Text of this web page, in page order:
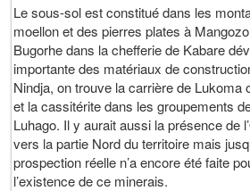
Le sous-sol est constitué dans les
moellon et des pierres plates à
Bugorhe dans la chefferie de Kabare
importante des matériaux de
Nindja, on trouve la carrière de Lukoma
et la cassitérite dans les groupements
Luhago. Il y aurait aussi la présence de
vers la partie Nord du territoire mais
prospection réelle n’a encore été faite
l’existence de ce minerais.